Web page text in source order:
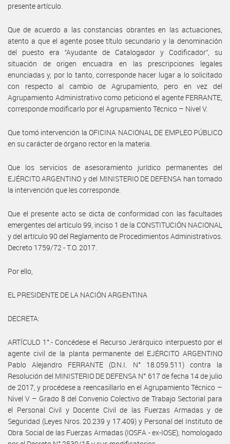
presente artículo.
Que de acuerdo a las constancias obrantes en las actuaciones,
atento a que el agente posee título secundario y la denominación
del puesto era “Ayudante de Catalogador y Codificador”, su
situación de origen encuadra en las prescripciones legales
enunciadas y, por lo tanto, corresponde hacer lugar a lo solicitado
con respecto al cambio de Agrupamiento, pero en vez del
Agrupamiento Administrativo como peticionó el agente FERRANTE,
corresponde modificarlo por el Agrupamiento Técnico – Nivel V.
Que tomó intervención la OFICINA NACIONAL DE EMPLEO PÚBLICO
en su carácter de órgano rector en la materia.
Que los servicios de asesoramiento jurídico permanentes del
EJÉRCITO ARGENTINO y del MINISTERIO DE DEFENSA han tomado
la intervención que les corresponde.
Que el presente acto se dicta de conformidad con las facultades
emergentes del artículo 99, inciso 1 de la CONSTITUCIÓN NACIONAL
y del artículo 90 del Reglamento de Procedimientos Administrativos.
Decreto 1759/72 - T.O. 2017.
Por ello,
EL PRESIDENTE DE LA NACIÓN ARGENTINA
DECRETA:
ARTÍCULO 1°.- Concédese el Recurso Jerárquico interpuesto por el
agente civil de la planta permanente del EJÉRCITO ARGENTINO
Pablo Alejandro FERRANTE (D.N.I. N° 18.059.511) contra la
Resolución del MINISTERIO DE DEFENSA N° 617 de fecha 14 de julio
de 2017, y procédese a reencasillarlo en el Agrupamiento Técnico –
Nivel V – Grado 8 del Convenio Colectivo de Trabajo Sectorial para
el Personal Civil y Docente Civil de las Fuerzas Armadas y de
Seguridad (Leyes Nros. 20.239 y 17.409) y Personal del Instituto de
Obra Social de las Fuerzas Armadas (IOSFA - ex-IOSE), homologado